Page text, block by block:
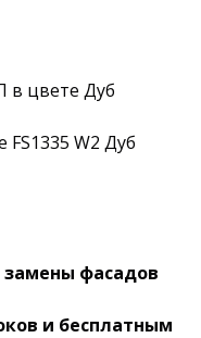
в цвете Дуб
W2 Дуб
фасадов
и бесплатным